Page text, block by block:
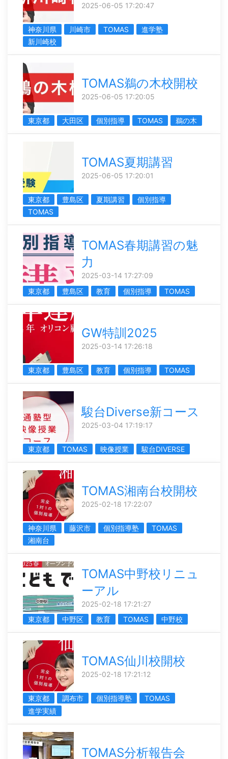
2025-06-05 17:20:47
神奈川県 川崎市 TOMAS
進学塾
新川崎校
TOMAS鵜の木校開校
2025-06-05 17:20:05
東京都 大田区 個別指導 TOMAS 鵜の木
TOMAS夏期講習
2025-06-05 17:20:01
東京都 豊島区 夏期講習
個別指導
TOMAS
TOMAS春期講習の魅
力
2025-03-14 17:27:09
東京都
豊島区 教育 個別指導 TOMAS
GW特訓2025
2025-03-14 17:26:18
東京都 豊島区 教育 個別指導 TOMAS
駿台Diverse新コース
2025-03-04 17:19:17
東京都 TOMAS 映像授業 駿台DIVERSE
TOMAS湘南台校開校
2025-02-18 17:22:07
神奈川県 藤沢市 個別指導塾
TOMAS
湘南台
TOMAS中野校リニュ
ーアル
2025-02-18 17:21:27
東京都
中野区 教育 TOMAS 中野校
TOMAS仙川校開校
2025-02-18 17:21:12
東京都 調布市 個別指導塾
TOMAS
進学実績
TOMAS分析報告会